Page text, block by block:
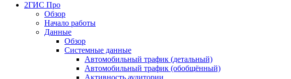
2ГИС Про
Обзор
Начало работы
Данные
Обзор
Системные данные
Автомобильный трафик (детальный)
Автомобильный трафик (обобщённый)
Активность аудитории